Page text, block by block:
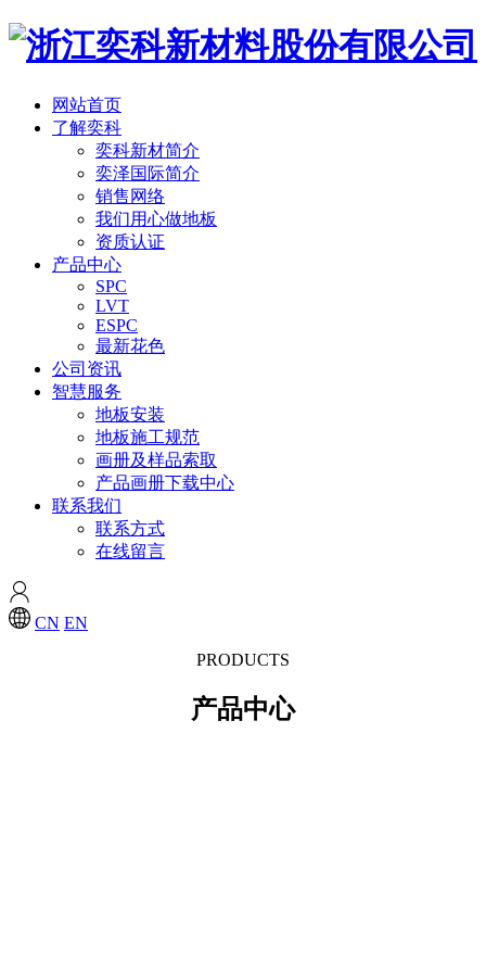
网站首页
了解奕科
奕科新材简介
奕泽国际简介
销售网络
我们用心做地板
资质认证
产品中心
SPC
LVT
ESPC
最新花色
公司资讯
智慧服务
地板安装
地板施工规范
画册及样品索取
产品画册下载中心
联系我们
联系方式
在线留言
CN EN
PRODUCTS
产品中心